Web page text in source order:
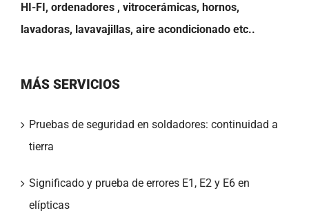
HI-FI, ordenadores , vitrocerámicas, hornos,
lavadoras, lavavajillas, aire acondicionado etc..
MÁS SERVICIOS
Pruebas de seguridad en soldadores: continuidad a
tierra
Significado y prueba de errores E1, E2 y E6 en
elípticas